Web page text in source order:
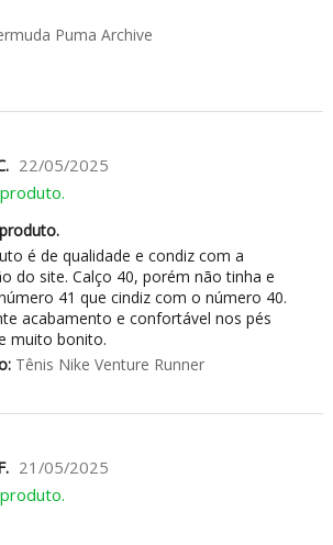
Puma Archive
22/05/2025
é de qualidade e condiz com a
do site. Calço 40, porém não tinha e
41 que cindiz com o número 40.
acabamento e confortável nos pés
muito bonito.
Tênis Nike Venture Runner
21/05/2025